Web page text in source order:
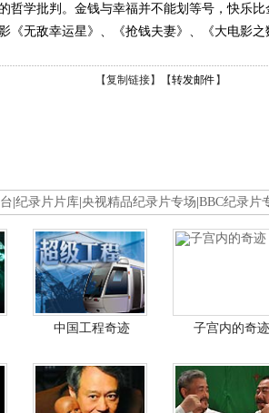
哲学批判。金钱与幸福并不能划等号，快乐
《无敌幸运星》、《抢钱夫妻》、《大电影之
【复制链接】【转发邮件 】
纪录片片库 央视精品纪录片专场 BBC纪录片
中国工程奇迹 子宫内的奇迹